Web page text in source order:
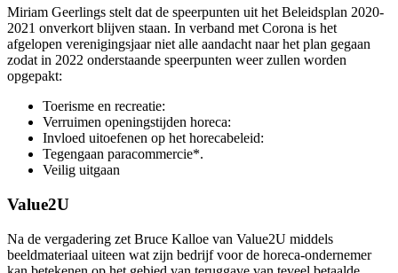
Miriam Geerlings stelt dat de speerpunten uit het Beleidsplan 2020-
2021 onverkort blijven staan. In verband met Corona is het
afgelopen verenigingsjaar niet alle aandacht naar het plan gegaan
zodat in 2022 onderstaande speerpunten weer zullen worden
opgepakt:
Toerisme en recreatie:
Verruimen openingstijden horeca:
Invloed uitoefenen op het horecabeleid:
Tegengaan paracommercie*.
Veilig uitgaan
Value2U
Na de vergadering zet Bruce Kalloe van Value2U middels
beeldmateriaal uiteen wat zijn bedrijf voor de horeca-ondernemer